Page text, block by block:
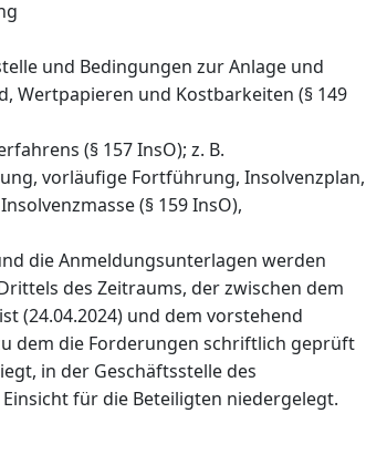
und Bedingungen zur Anlage und
Wertpapieren und Kostbarkeiten (§ 149
(§ 157 InsO); z. B.
vorläufige Fortführung, Insolvenzplan,
(§ 159 InsO),
die Anmeldungsunterlagen werden
des Zeitraums, der zwischen dem
(24.04.2024) und dem vorstehend
dem die Forderungen schriftlich geprüft
in der Geschäftsstelle des
für die Beteiligten niedergelegt.